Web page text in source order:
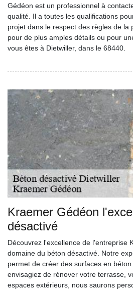
Gédéon est un professionnel à
qualité. Il a toutes les qualifications
projet dans le respect des règles de la
pour de plus amples détails ou pour
vous êtes à Dietwiller, dans le 68440.
Kraemer Gédéon
désactivé
Découvrez l'excellence de l'entreprise
domaine du béton désactivé. Notre
permet de créer des surfaces en
envisagiez de rénover votre terrasse,
espaces extérieurs, nous saurons